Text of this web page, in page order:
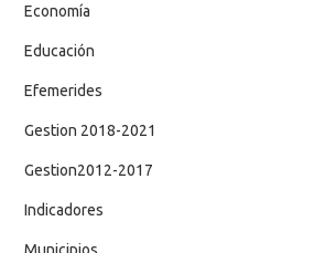
Economía
Educación
Efemerides
Gestion 2018-2021
Gestion2012-2017
Indicadores
Municipios